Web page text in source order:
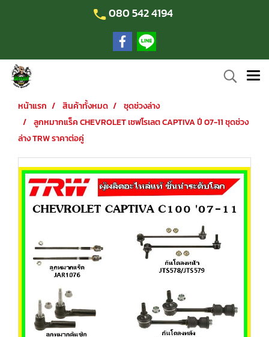
080 542 4194
หน้าแรก สินค้าทั้งหมด
ชุดช่วงล่าง
ลูกหมากแร็ค CHEVROLET เชฟโรเลต CAPTIVA ปี 07-11 ชุดช่วง
ล่าง TRW ราคาต่อคู่